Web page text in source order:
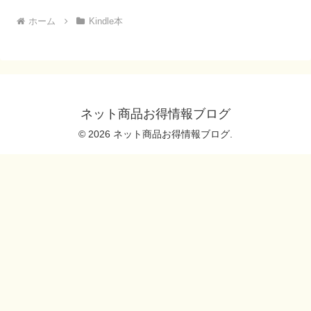
ホーム Kindle本
ネット商品お得情報ブログ
© 2026 ネット商品お得情報ブログ.